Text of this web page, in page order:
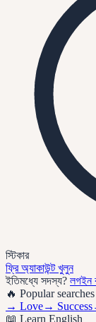
স্টিকার
ফ্রি অ্যাকাউন্ট খুলুন
ইতিমধ্যে সদস্য? লগইন
🔥 Popular searches
→ Love→ Success
📖 Learn English